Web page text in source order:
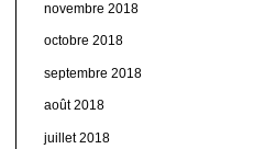
novembre 2018
octobre 2018
septembre 2018
août 2018
juillet 2018